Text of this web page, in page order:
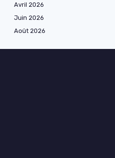
Avril 2026
Juin 2026
Août 2026